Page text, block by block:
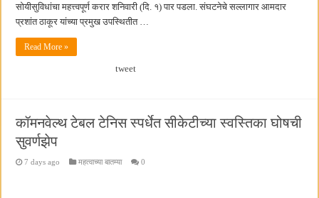
सोयीसुविधांचा महत्त्वपूर्ण करार शनिवारी (दि. १) पार पडला. संघटनेचे सल्लागार आमदार
प्रशांत ठाकूर यांच्या प्रमुख उपस्थितीत …
Read More »
tweet
कॉमनवेल्थ टेबल टेनिस स्पर्धेत सीकेटीच्या स्वस्तिका घोषची
सुवर्णझेप
7 days ago महत्वाच्या बातम्या 0